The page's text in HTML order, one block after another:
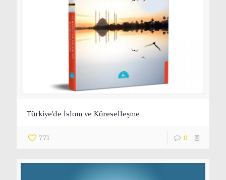
Türkiye’de İslam ve Küreselleşme
771 0